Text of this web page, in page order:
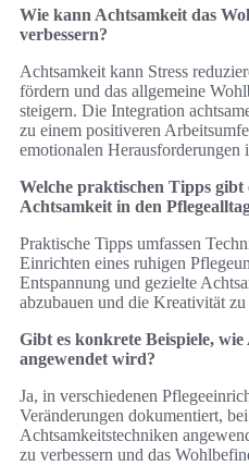
Wie kann Achtsamkeit das
verbessern?
Achtsamkeit kann Stress
fördern und das allgemeine
steigern. Die Integration
zu einem positiveren
emotionalen Herausforderungen
Welche praktischen Tipps
Achtsamkeit in den
Praktische Tipps umfassen
Einrichten eines ruhigen
Entspannung und gezielte
abzubauen und die Kreativität
Gibt es konkrete Beispiele,
angewendet wird?
Ja, in verschiedenen
Veränderungen dokumentiert,
Achtsamkeitstechniken
zu verbessern und das